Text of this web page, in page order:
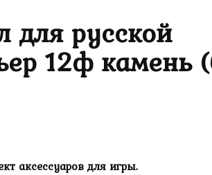
для русской
12ф камень
аксессуаров для игры.